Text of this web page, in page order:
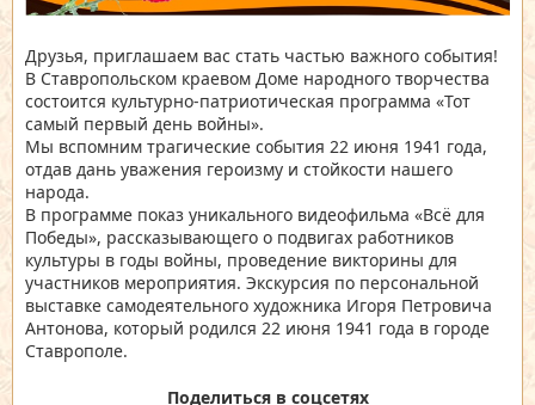
Друзья, приглашаем вас стать частью важного события!
В Ставропольском краевом Доме народного творчества
состоится культурно-патриотическая программа «Тот
самый первый день войны».
Мы вспомним трагические события 22 июня 1941 года,
отдав дань уважения героизму и стойкости нашего
народа.
В программе показ уникального видеофильма «Всё для
Победы», рассказывающего о подвигах работников
культуры в годы войны, проведение викторины для
участников мероприятия. Экскурсия по персональной
выставке самодеятельного художника Игоря Петровича
Антонова, который родился 22 июня 1941 года в городе
Ставрополе.
Поделиться в соцсетях